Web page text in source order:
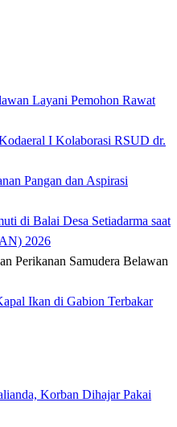
Layani Pemohon Rawat
I Kolaborasi RSUD dr.
Pangan dan Aspirasi
di Balai Desa Setiadarma saat
2026
Ikan di Gabion Terbakar
Korban Dihajar Pakai